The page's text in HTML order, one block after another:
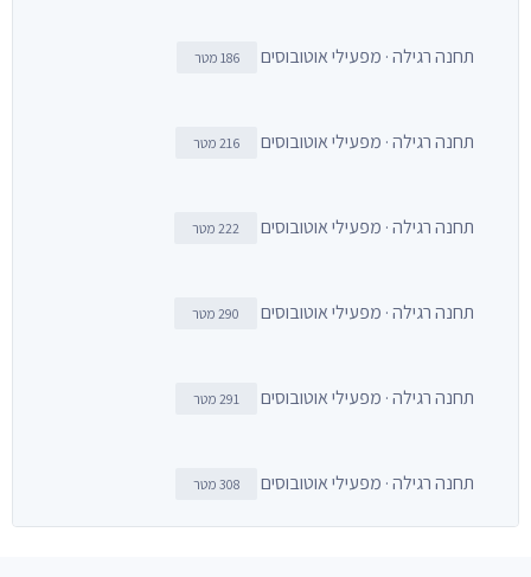
תחנה רגילה · מפעילי אוטובוסים 186 מטר
תחנה רגילה · מפעילי אוטובוסים 216 מטר
תחנה רגילה · מפעילי אוטובוסים 222 מטר
תחנה רגילה · מפעילי אוטובוסים 290 מטר
תחנה רגילה · מפעילי אוטובוסים 291 מטר
תחנה רגילה · מפעילי אוטובוסים 308 מטר